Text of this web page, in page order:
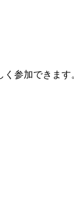
参加できます